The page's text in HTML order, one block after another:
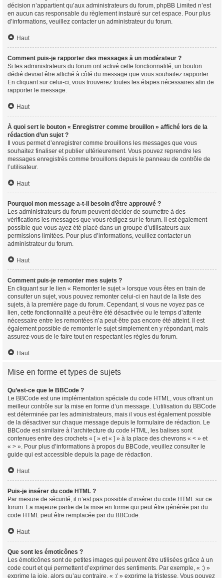
décision n’appartient qu’aux administrateurs du forum, phpBB Limited n’est
en aucun cas responsable du règlement instauré sur cet espace. Pour plus
d’informations, veuillez contacter un administrateur du forum.
Haut
Comment puis-je rapporter des messages à un modérateur ?
Si les administrateurs du forum ont activé cette fonctionnalité, un bouton
dédié devrait être affiché à côté du message que vous souhaitez rapporter.
En cliquant sur celui-ci, vous trouverez toutes les étapes nécessaires afin de
rapporter le message.
Haut
À quoi sert le bouton « Enregistrer comme brouillon » affiché lors de la
rédaction d’un sujet ?
Il vous permet d’enregistrer comme brouillons les messages que vous
souhaitez finaliser et publier ultérieurement. Vous pouvez reprendre les
messages enregistrés comme brouillons depuis le panneau de contrôle de
l’utilisateur.
Haut
Pourquoi mon message a-t-il besoin d’être approuvé ?
Les administrateurs du forum peuvent décider de soumettre à des
vérifications les messages que vous rédigez sur le forum. Il est également
possible que vous ayez été placé dans un groupe d’utilisateurs aux
permissions limitées. Pour plus d’informations, veuillez contacter un
administrateur du forum.
Haut
Comment puis-je remonter mes sujets ?
En cliquant sur le lien « Remonter le sujet » lorsque vous êtes en train de
consulter un sujet, vous pouvez remonter celui-ci en haut de la liste des
sujets, à la première page du forum. Cependant, si vous ne voyez pas ce
lien, cette fonctionnalité a peut-être été désactivée ou le temps d’attente
nécessaire entre les remontées n’a peut-être pas encore été atteint. Il est
également possible de remonter le sujet simplement en y répondant, mais
assurez-vous de le faire tout en respectant les règles du forum.
Haut
Mise en forme et types de sujets
Qu’est-ce que le BBCode ?
Le BBCode est une implémentation spéciale du code HTML, vous offrant un
meilleur contrôle sur la mise en forme d’un message. L’utilisation du BBCode
est déterminée par les administrateurs, mais il vous est également possible
de la désactiver sur chaque message depuis le formulaire de rédaction. Le
BBCode est similaire à l’architecture du code HTML, les balises sont
contenues entre des crochets « [ » et « ] » à la place des chevrons « < » et
« > ». Pour plus d’informations à propos du BBCode, veuillez consulter le
guide qui est accessible depuis la page de rédaction.
Haut
Puis-je insérer du code HTML ?
Par mesure de sécurité, il n’est pas possible d’insérer du code HTML sur ce
forum. La majeure partie de la mise en forme qui peut être générée par du
code HTML peut être remplacée par du BBCode.
Haut
Que sont les émoticônes ?
Les émoticônes sont de petites images qui peuvent être utilisées grâce à un
code court et qui permettent d’exprimer des sentiments. Par exemple, « :) »
exprime la joie, alors qu’au contraire, « :( » exprime la tristesse. Vous pouvez